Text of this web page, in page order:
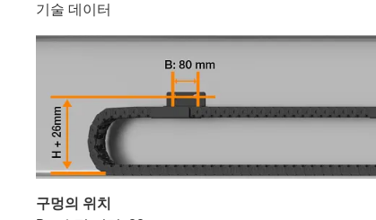
기술 데이터
구멍의 위치